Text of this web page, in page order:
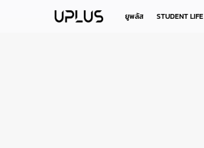
ยูพลัส STUDENT LIFE